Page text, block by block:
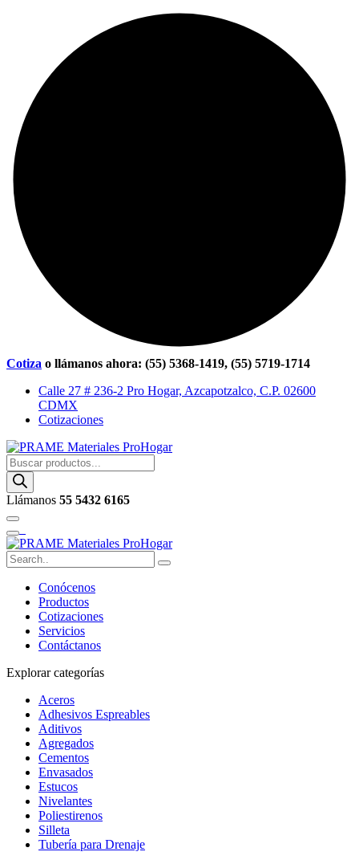
Cotiza o llámanos ahora: (55) 5368-1419, (55) 5719-1714
Calle 27 # 236-2 Pro Hogar, Azcapotzalco, C.P. 02600
CDMX
Cotizaciones
Buscar
productos
Llámanos 55 5432 6165
Conócenos
Productos
Cotizaciones
Servicios
Contáctanos
Explorar categorías
Aceros
Adhesivos Espreables
Aditivos
Agregados
Cementos
Envasados
Estucos
Nivelantes
Poliestirenos
Silleta
Tubería para Drenaje